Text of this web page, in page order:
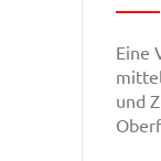
Eine
und